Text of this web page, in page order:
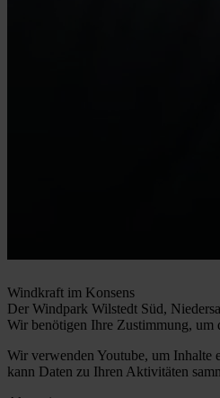
Windkraft im Konsens
Der Windpark Wilstedt Süd,
Wir benötigen Ihre Zustimmung, um
Wir verwenden Youtube, um Inhalte
kann Daten zu Ihren Aktivitäten